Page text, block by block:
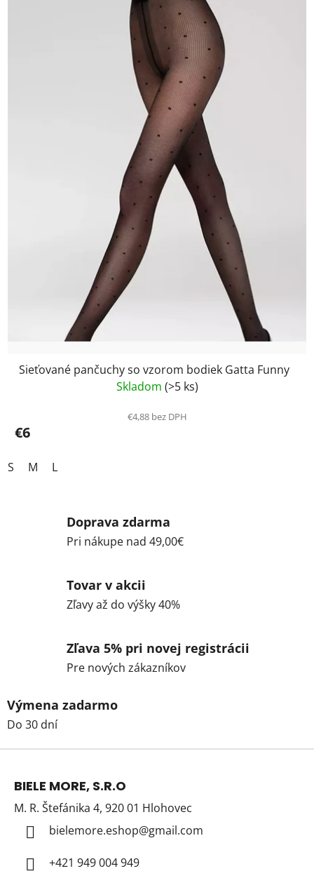
Sieťované pančuchy so vzorom bodiek Gatta Funny
Skladom (>5 ks)
€4,88 bez DPH
€6
S M L
Doprava zdarma
Pri nákupe nad 49,00€
Tovar v akcii
Zľavy až do výšky 40%
Zľava 5% pri novej registrácii
Pre nových zákazníkov
Výmena zadarmo
Do 30 dní
Z
BIELE MORE, S.R.O
M. R. Štefánika 4, 920 01 Hlohovec
bielemore.eshop@gmail.com
+421 949 004 949